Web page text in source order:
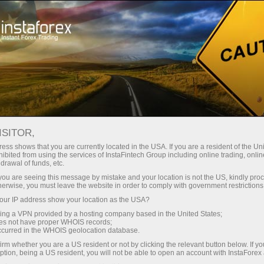
تاجروں کے لیے تجارتی شرائط
تجارتی آلات
GBPUSD.FX
GBPUSD.fx
1.34569
(
%)
06 Aug 2026 19:23
1.34569
Sell
1.34557
shows that you are currently located in the USA. If you are a resident of the
from using the services of InstaFintech Group including online trading,
of funds, etc.
are seeing this message by mistake and your location is not the US, kindly
you must leave the website in order to comply with government
IP address show your location as the USA?
a VPN provided by a hosting company based in the United States;
not have proper WHOIS records;
in the WHOIS geolocation database.
whether you are a US resident or not by clicking the relevant button below. If
being a US resident, you will not be able to open an account with InstaForex